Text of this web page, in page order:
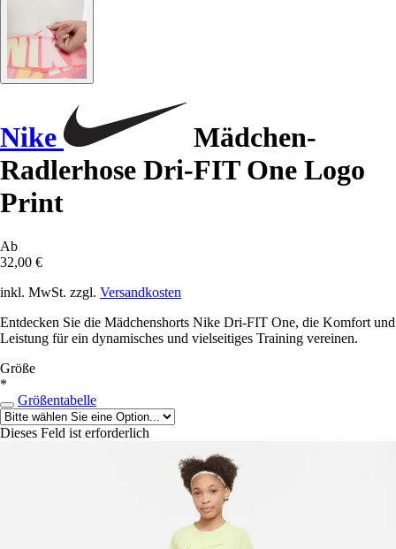
Nike
Mädchen-
Radlerhose Dri-FIT One Logo
Print
Ab
32,00 €
inkl. MwSt. zzgl. Versandkosten
Entdecken Sie die Mädchenshorts Nike Dri-FIT One, die Komfort und
Leistung für ein dynamisches und vielseitiges Training vereinen.
Größe
*
Größentabelle
Dieses Feld ist erforderlich